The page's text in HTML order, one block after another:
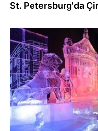
St. Petersburg'da
28.12.2025